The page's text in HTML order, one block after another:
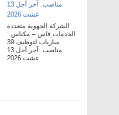
الشركة الجهوية متعددة
الخدمات فاس – مکناس :
مباريات لتوظيف 39
مناصب. آخر أجل 13
غشت 2026